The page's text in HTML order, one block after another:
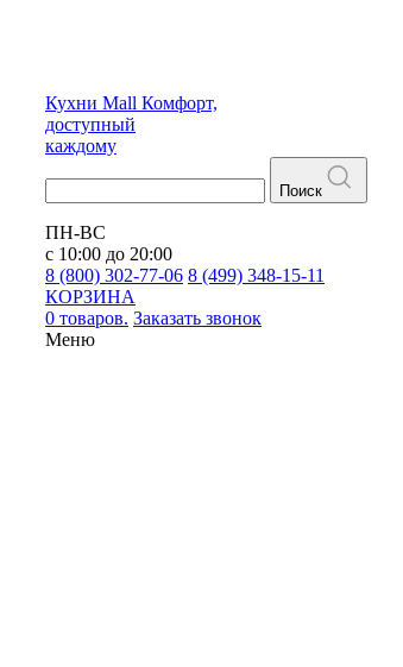
Кухни Mall Комфорт,
доступный
каждому
Поиск
ПН-ВС
с 10:00 до 20:00
8 (800) 302-77-06 8 (499) 348-15-11
КОРЗИНА
0 товаров. Заказать звонок
Меню